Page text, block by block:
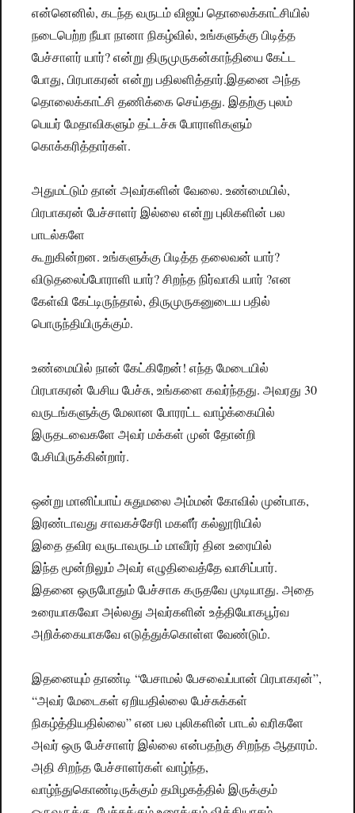
என்னெனில், கடந்த வருடம் விஜய் தொலைக்காட்சியில்
நடைபெற்ற நீயா நானா நிகழ்வில், உங்களுக்கு பிடித்த
பேச்சாளர் யார்? என்று திருமுருகன்காந்தியை கேட்ட
போது, பிரபாகரன் என்று பதிலளித்தார்.இதனை அந்த
தொலைக்காட்சி தணிக்கை செய்தது. இதற்கு புலம்
பெயர் மேதாவிகளும் தட்டச்சு போராளிகளும்
கொக்கரித்தார்கள்.
அதுமட்டும் தான் அவர்களின் வேலை. உண்மையில்,
பிரபாகரன் பேச்சாளர் இல்லை என்று புலிகளின் பல
பாடல்களே
கூறுகின்றன. உங்களுக்கு பிடித்த தலைவன் யார்?
விடுதலைப்போராளி யார்? சிறந்த நிர்வாகி யார் ?என
கேள்வி கேட்டிருந்தால், திருமுருகனுடைய பதில்
பொருந்தியிருக்கும்.
உண்மையில் நான் கேட்கிறேன்! எந்த மேடையில்
பிரபாகரன் பேசிய பேச்சு, உங்களை கவர்ந்தது. அவரது 30
வருடங்களுக்கு மேலான போரரட்ட வாழ்க்கையில்
இருதடவைகளே அவர் மக்கள் முன் தோன்றி
பேசியிருக்கின்றார்.
ஒன்று மானிப்பாய் சுதுமலை அம்மன் கோவில் முன்பாக,
இரண்டாவது சாவகச்சேரி மகளீர் கல்லூரியில்
இதை தவிர வருடாவருடம் மாவீரர் தின உரையில்
இந்த மூன்றிலும் அவர் எழுதிவைத்தே வாசிப்பார்.
இதனை ஒருபோதும் பேச்சாக கருதவே முடியாது. அதை
உரையாகவோ அல்லது அவர்களின் உத்தியோகபூர்வ
அறிக்கையாகவே எடுத்துக்கொள்ள வேண்டும்.
இதனையும் தாண்டி “பேசாமல் பேசவைப்பான் பிரபாகரன்”,
“அவர் மேடைகள் ஏறியதில்லை பேச்சுக்கள்
நிகழ்த்தியதில்லை” என பல புலிகளின் பாடல் வரிகளே
அவர் ஒரு பேச்சாளர் இல்லை என்பதற்கு சிறந்த ஆதாரம்.
அதி சிறந்த பேச்சாளர்கள் வாழ்ந்த,
வாழ்ந்துகொண்டிருக்கும் தமிழகத்தில் இருக்கும்